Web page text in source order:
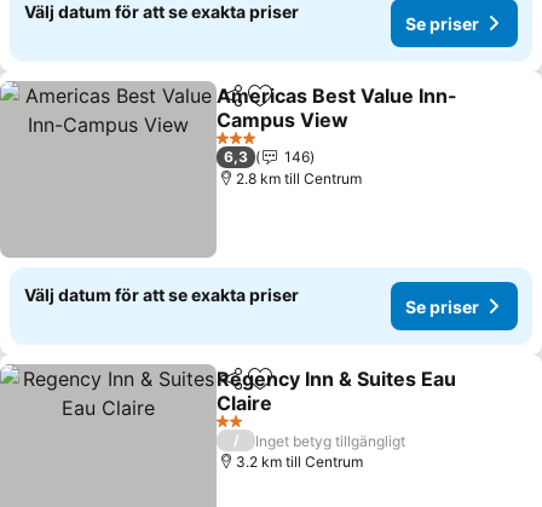
Välj datum för att se exakta priser
Se priser
Dela Lägg till i Mina Favoriter
Americas Best Value Inn-
Campus View
Se priser
3 Stjärnor
6,3
146
2.8 km till Centrum
Välj datum för att se exakta priser
Se priser
Dela Lägg till i Mina Favoriter
Regency Inn & Suites Eau
Claire
Se priser
2 Stjärnor
/
Inget betyg tillgängligt
3.2 km till Centrum